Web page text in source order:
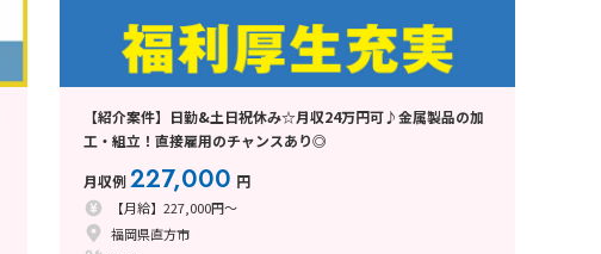
【紹介案件】日勤&土日祝休み☆月収24万円可♪金属製品の加
工・組立！直接雇用のチャンスあり◎
月収例227,000 円
【月給】227,000円～
福岡県直方市